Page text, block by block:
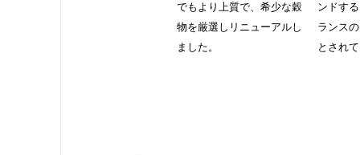
でもより上質で、希少な穀
物を厳選しリニューアルし
ました。
ンドす
ランス
とされ